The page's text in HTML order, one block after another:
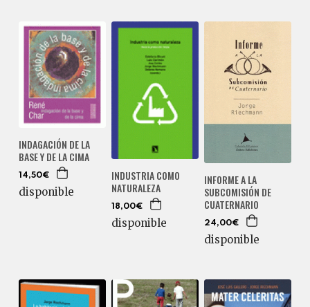
INDAGACIÓN DE LA
BASE Y DE LA CIMA
14,50€
disponible
INDUSTRIA COMO
NATURALEZA
18,00€
disponible
INFORME A LA
SUBCOMISIÓN DE
CUATERNARIO
24,00€
disponible